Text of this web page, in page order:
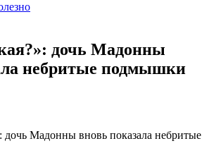
дочь Мадонны
небритые подмышки